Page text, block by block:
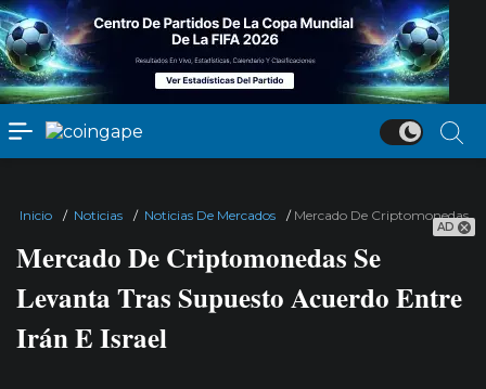
AD
Inicio / Noticias / Noticias De Mercados / Mercado De Criptomonedas
Mercado De Criptomonedas Se
Levanta Tras Supuesto Acuerdo Entre
Irán E Israel